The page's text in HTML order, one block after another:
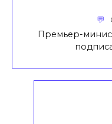
Премьер-